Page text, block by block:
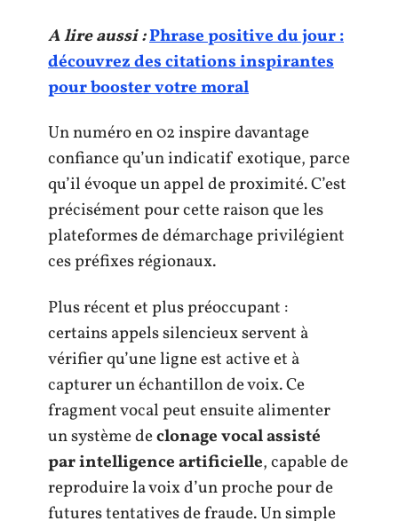
A lire aussi :Phrase positive du jour :
découvrez des citations inspirantes
pour booster votre moral
Un numéro en 02 inspire davantage
confiance qu’un indicatif exotique, parce
qu’il évoque un appel de proximité. C’est
précisément pour cette raison que les
plateformes de démarchage privilégient
ces préfixes régionaux.
Plus récent et plus préoccupant :
certains appels silencieux servent à
vérifier qu’une ligne est active et à
capturer un échantillon de voix. Ce
fragment vocal peut ensuite alimenter
un système declonage vocal assisté
par intelligence artificielle, capable de
reproduire la voix d’un proche pour de
futures tentatives de fraude. Un simple